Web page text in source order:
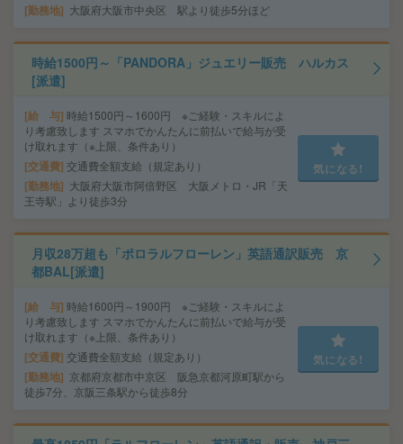
勤務地 大阪府大阪市中央区 駅より徒歩5分ほど
時給1500円～「PANDORA」ジュエリー販売 ハルカス
[派遣]
給 与 時給1500円～1600円 ※ご経験・スキルによ
り考慮致します スマホでかんたんに前払いで給与が受
け取れます（※上限、条件あり）
交通費 交通費全額支給（規定あり）
勤務地
大阪府大阪市阿倍野区 大阪メトロ・JR「天
王寺駅」より徒歩3分
気になる!
月収28万超も「ポロラルフローレン」英語通訳販売 京
都BAL[派遣]
給 与 時給1600円～1900円 ※ご経験・スキルによ
り考慮致します スマホでかんたんに前払いで給与が受
け取れます（※上限、条件あり）
交通費 交通費全額支給（規定あり）
勤務地
京都府京都市中京区 阪急京都河原町駅から
徒歩7分、京阪三条駅から徒歩8分
気になる!